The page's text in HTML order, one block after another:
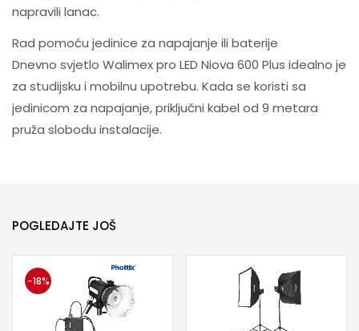
napravili lanac.
Rad pomoću jedinice za napajanje ili baterije
Dnevno svjetlo Walimex pro LED Niova 600 Plus idealno je
za studijsku i mobilnu upotrebu. Kada se koristi sa
jedinicom za napajanje, priključni kabel od 9 metara
pruža slobodu instalacije.
POGLEDAJTE JOŠ
-18%